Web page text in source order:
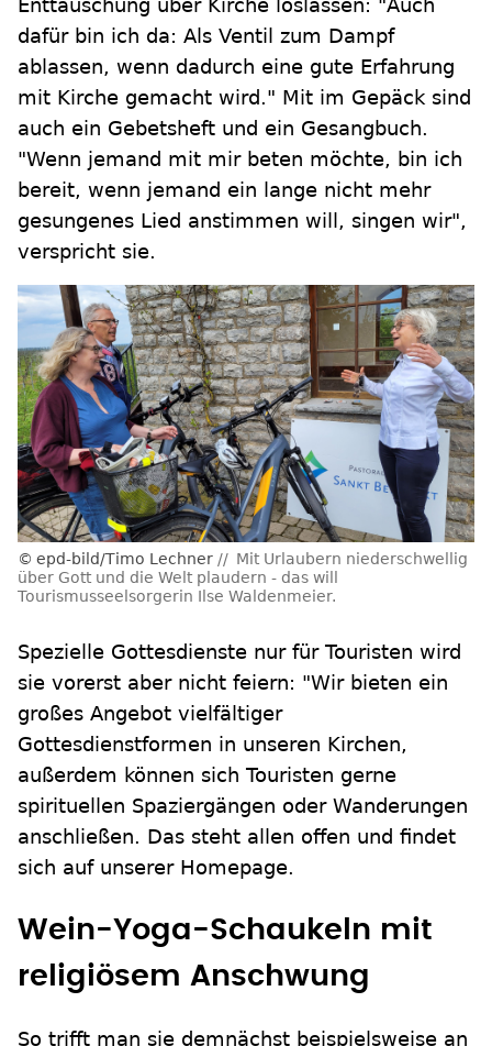
Enttäuschung über Kirche loslassen: "Auch
dafür bin ich da: Als Ventil zum Dampf
ablassen, wenn dadurch eine gute Erfahrung
mit Kirche gemacht wird." Mit im Gepäck sind
auch ein Gebetsheft und ein Gesangbuch.
"Wenn jemand mit mir beten möchte, bin ich
bereit, wenn jemand ein lange nicht mehr
gesungenes Lied anstimmen will, singen wir",
verspricht sie.
epd-bild/Timo Lechner
Mit Urlaubern niederschwellig
über Gott und die Welt plaudern - das will
Tourismusseelsorgerin Ilse Waldenmeier.
Spezielle Gottesdienste nur für Touristen wird
sie vorerst aber nicht feiern: "Wir bieten ein
großes Angebot vielfältiger
Gottesdienstformen in unseren Kirchen,
außerdem können sich Touristen gerne
spirituellen Spaziergängen oder Wanderungen
anschließen. Das steht allen offen und findet
sich auf unserer Homepage.
Wein-Yoga-Schaukeln mit
religiösem Anschwung
So trifft man sie demnächst beispielsweise an